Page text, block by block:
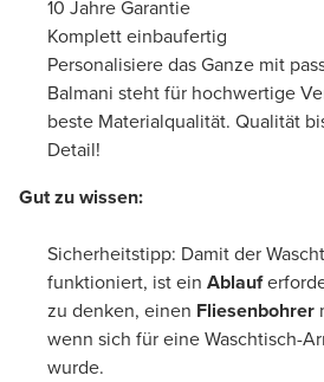
10 Jahre Garantie
Komplett einbaufertig
Personalisiere das Ganze mit
Balmani steht für hochwertige
beste Materialqualität. Qualität
Detail!
Gut zu wissen:
Sicherheitstipp: Damit der
funktioniert, ist ein Ablauf
zu denken, einen Fliesenbohrer
wenn sich für eine Waschtisch-
wurde.